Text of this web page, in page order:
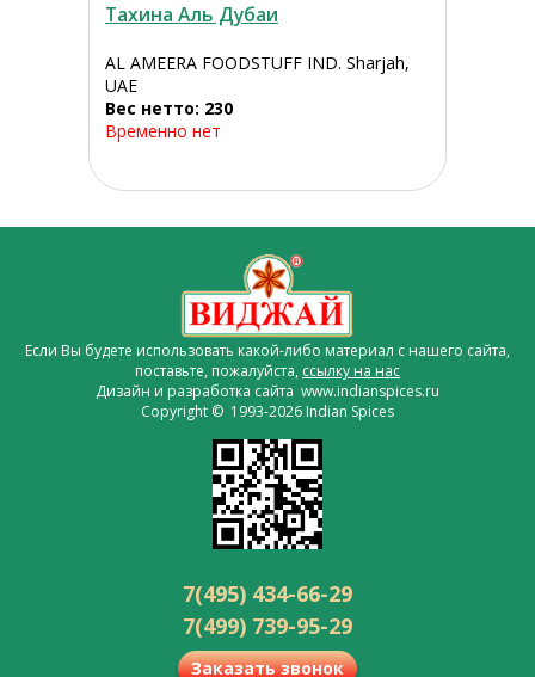
Тахина Аль Дубаи
AL AMEERA FOODSTUFF IND. Sharjah,
UAE
Вес нетто: 230
Временно нет
Если Вы будете использовать какой-либо материал с нашего сайта,
поставьте, пожалуйста, ссылку на нас
Дизайн и разработка сайта www.indianspices.ru
Copyright © 1993-2026 Indian Spices
7(495) 434-66-29
7(499) 739-95-29
Заказать звонок